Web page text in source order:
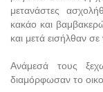
μετανάστες
κακάο και
και μετά εισήλθαν
Ανάμεσά τους
διαμόρφωσαν το